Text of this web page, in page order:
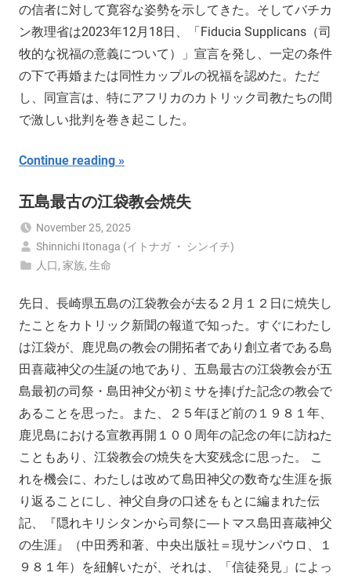
の信者に対して寛容な姿勢を示してきた。そしてバチカ
ン教理省は2023年12月18日、「Fiducia Supplicans（司
牧的な祝福の意義について）」宣言を発し、一定の条件
の下で再婚または同性カップルの祝福を認めた。ただ
し、同宣言は、特にアフリカのカトリック司教たちの間
で激しい批判を巻き起こした。
Continue reading
五島最古の江袋教会焼失
November 25, 2025
Shinnichi Itonaga (イトナガ ・ シンイチ)
人口,家族,生命
先日、長崎県五島の江袋教会が去る２月１２日に焼失し
たことをカトリック新聞の報道で知った。すぐにわたし
は江袋が、鹿児島の教会の開拓者であり創立者である島
田喜蔵神父の生誕の地であり、五島最古の江袋教会が五
島最初の司祭・島田神父が初ミサを捧げた記念の教会で
あることを思った。また、２５年ほど前の１９８１年、
鹿児島における宣教再開１００周年の記念の年に訪ねた
こともあり、江袋教会の焼失を大変残念に思った。 こ
れを機会に、わたしは改めて島田神父の数奇な生涯を振
り返ることにし、神父自身の口述をもとに編まれた伝
記、『隠れキリシタンから司祭に―トマス島田喜蔵神父
の生涯』（中田秀和著、中央出版社＝現サンパウロ、１
９８１年）を紐解いたが、それは、「信徒発見」によっ